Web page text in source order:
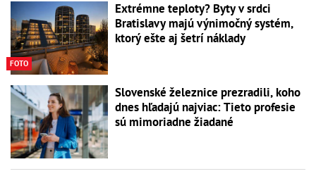
FOTO
Extrémne teploty? Byty v srdci
Bratislavy majú výnimočný systém,
ktorý ešte aj šetrí náklady
Slovenské železnice prezradili, koho
dnes hľadajú najviac: Tieto profesie
sú mimoriadne žiadané